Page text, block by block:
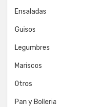
Ensaladas
Guisos
Legumbres
Mariscos
Otros
Pan y Bolleria